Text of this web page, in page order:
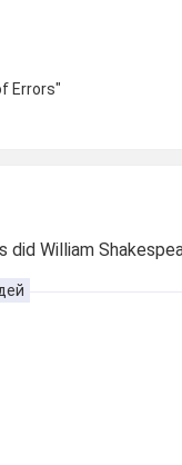
Errors"
did William